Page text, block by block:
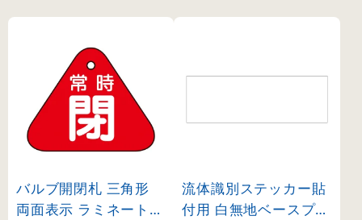
バルブ開閉札 三角形
両面表示 ラミネート加
流体識別ステッカー貼
付用 白無地ベースプレ